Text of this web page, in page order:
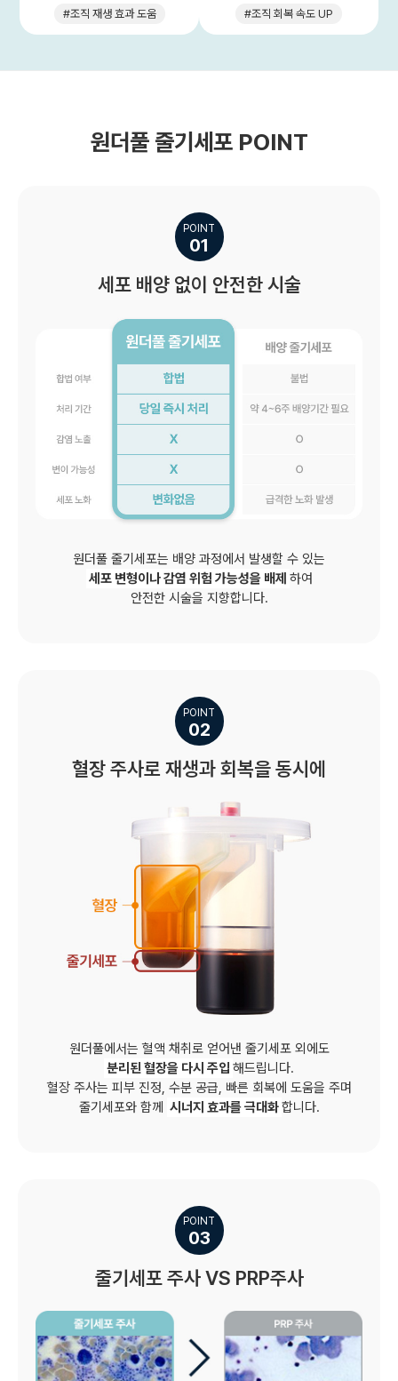
#조직 재생 효과 도움
#조직 회복 속도 UP
원더풀 줄기세포 POINT
POINT
01
세포 배양 없이 안전한 시술
원더풀 줄기세포는 배양 과정에서 발생할 수 있는
세포 변형이나 감염 위험 가능성을 배제 하여
안전한 시술을 지향합니다.
POINT
02
혈장 주사로 재생과 회복을 동시에
원더풀에서는 혈액 채취로 얻어낸 줄기세포 외에도
분리된 혈장을 다시 주입 해드립니다.
혈장 주사는 피부 진정, 수분 공급, 빠른 회복에 도움을 주며
줄기세포와 함께 시너지 효과를 극대화합니다.
POINT
03
줄기세포 주사 VS PRP주사